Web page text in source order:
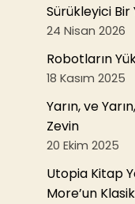
Sürükleyici Bir
24 Nisan 2026
Robotların
18 Kasım 2025
Yarın, ve
Zevin
20 Ekim 2025
Utopia Kitap
More’un